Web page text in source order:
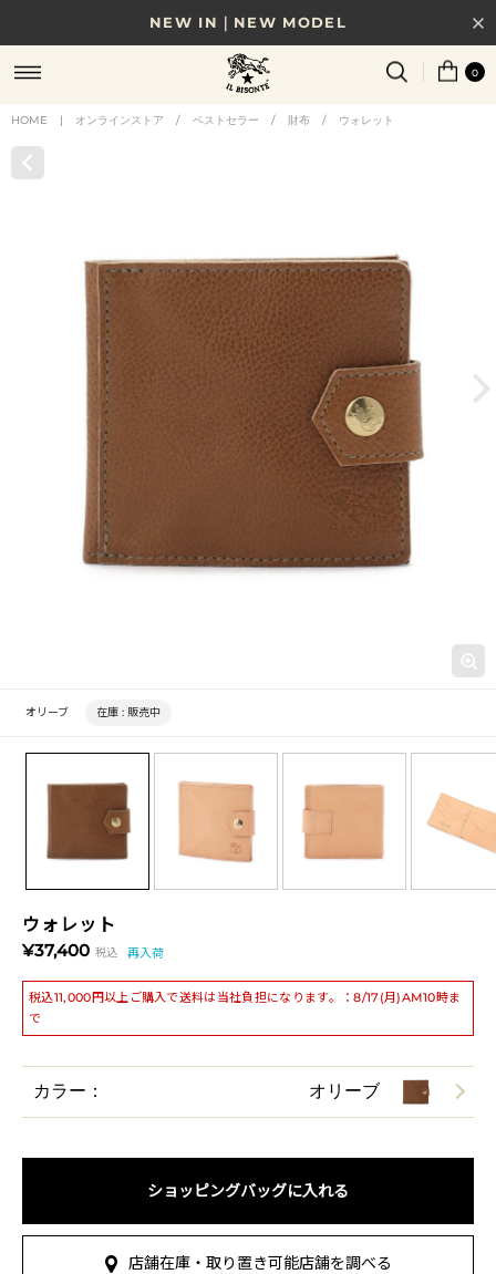
NEW IN｜NEW MODEL
8/17(月)10時まで｜税込11,000円以上で送料無料
贈る相手やシーンから選べる、新しいギフトガイド
0
HOME | オンラインストア / ベストセラー / 財布 / ウォレット
ウォレット
¥37,400 税込 再入荷
税込11,000円以上ご購入で送料は当社負担になります。：8/17(月)AM10時ま
で
オリーブ 在庫 : 販売中
カラー： オリーブ
ショッピングバッグに入れる
店舗在庫・取り置き可能店舗を調べる